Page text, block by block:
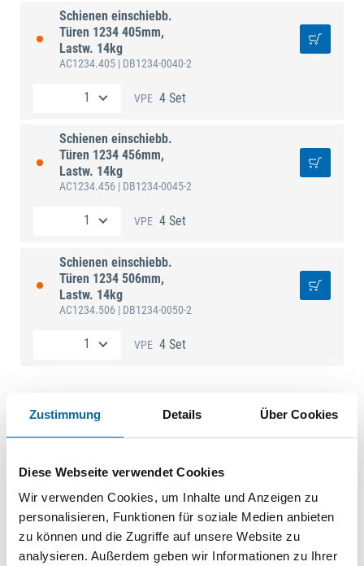
Zustimmung Details Über Cookies
Diese Webseite verwendet Cookies
Wir verwenden Cookies, um Inhalte und Anzeigen zu
personalisieren, Funktionen für soziale Medien anbieten
zu können und die Zugriffe auf unsere Website zu
analysieren. Außerdem geben wir Informationen zu Ihrer
Schienen einschiebb.
Türen 1234 405mm,
Lastw. 14kg
AC1234.405 | DB1234-0040-2
VPE 4 Set
Schienen einschiebb.
Türen 1234 456mm,
Lastw. 14kg
AC1234.456 | DB1234-0045-2
VPE 4 Set
Schienen einschiebb.
Türen 1234 506mm,
Lastw. 14kg
AC1234.506 | DB1234-0050-2
VPE 4 Set
Produktart
Drehschiebetürsystem